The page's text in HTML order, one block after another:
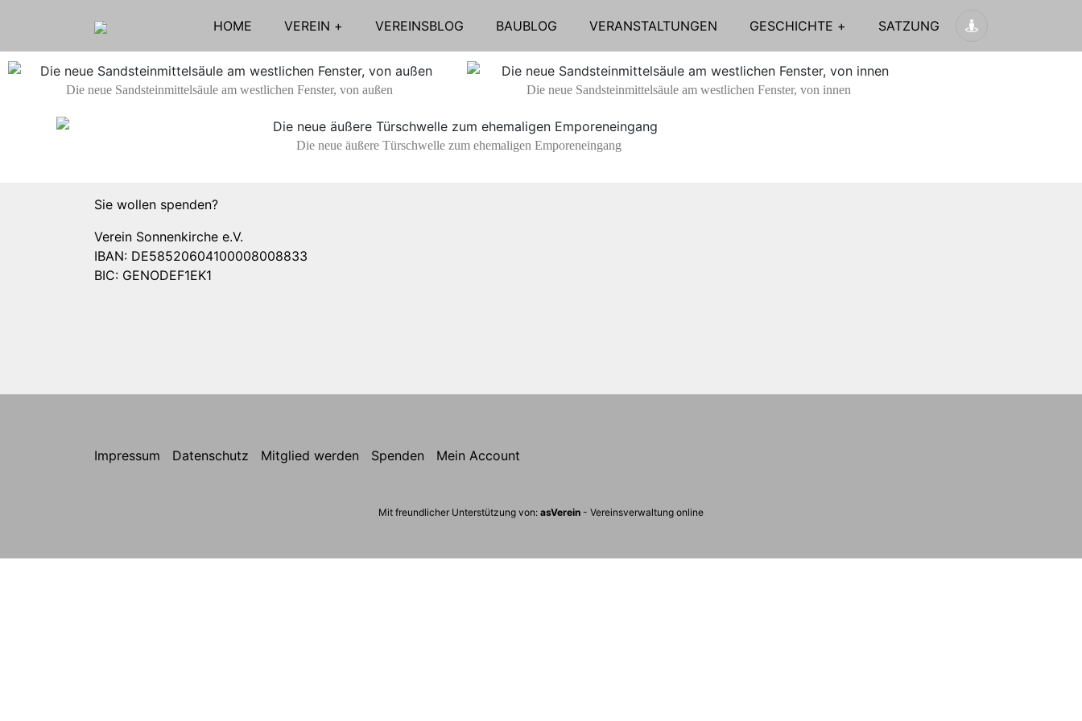
HOME VEREIN VEREINSBLOG BAUBLOG VERANSTALTUNGEN GESCHICHTE SATZUNG
Die neue Sandsteinmittelsäule am westlichen Fenster, von außen Die neue Sandsteinmittelsäule am westlichen Fenster, von innen
Die neue äußere Türschwelle zum ehemaligen Emporeneingang
Sie wollen spenden?
Verein Sonnenkirche e.V.
IBAN: DE58520604100008008833
BIC: GENODEF1EK1
Impressum Datenschutz Mitglied werden Spenden Mein Account
Mit freundlicher Unterstützung von: asVerein - Vereinsverwaltung online